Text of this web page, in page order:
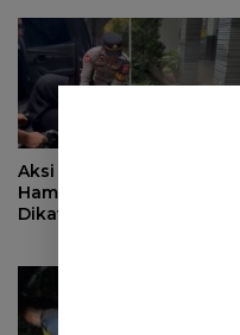
Aksi Cepat Polisi, Ibu
Hamil di Sumedang
Dikawal ke Puskesmas